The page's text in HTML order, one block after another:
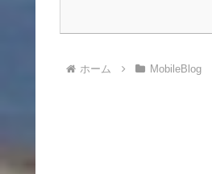
ホーム MobileBlog